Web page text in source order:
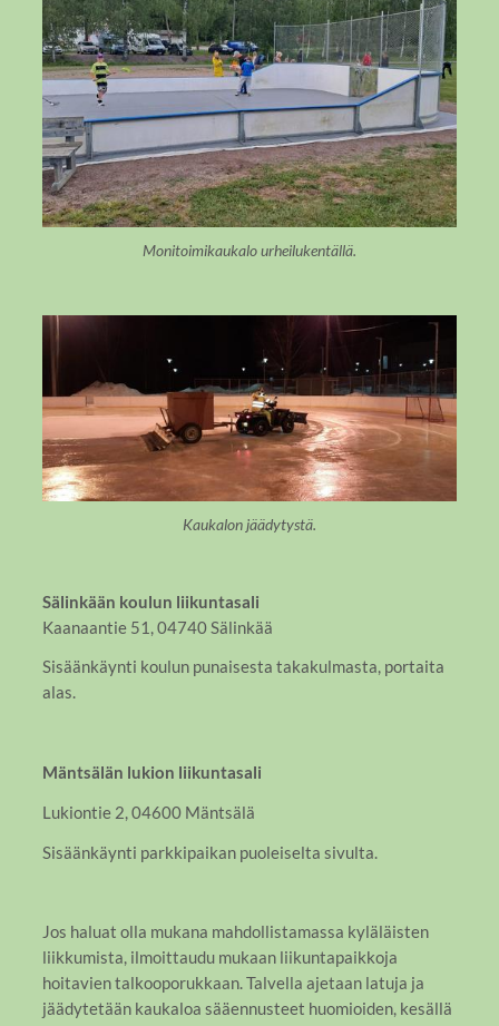
Monitoimikaukalo urheilukentällä.
Kaukalon jäädytystä.
Sälinkään koulun liikuntasali
Kaanaantie 51, 04740 Sälinkää
Sisäänkäynti koulun punaisesta takakulmasta, portaita
alas.
Mäntsälän lukion liikuntasali
Lukiontie 2, 04600 Mäntsälä
Sisäänkäynti parkkipaikan puoleiselta sivulta.
Jos haluat olla mukana mahdollistamassa kyläläisten
liikkumista, ilmoittaudu mukaan liikuntapaikkoja
hoitavien talkooporukkaan. Talvella ajetaan latuja ja
jäädytetään kaukaloa sääennusteet huomioiden, kesällä